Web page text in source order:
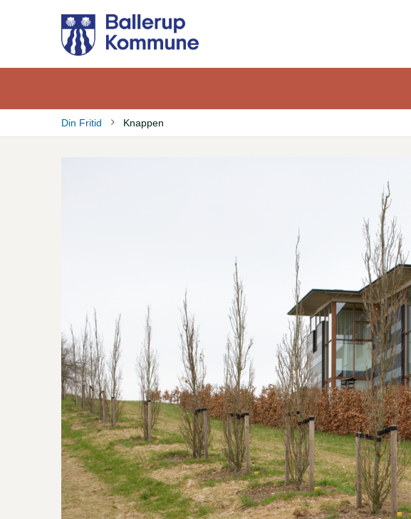
hovedindhold
Din Fritid Knappen